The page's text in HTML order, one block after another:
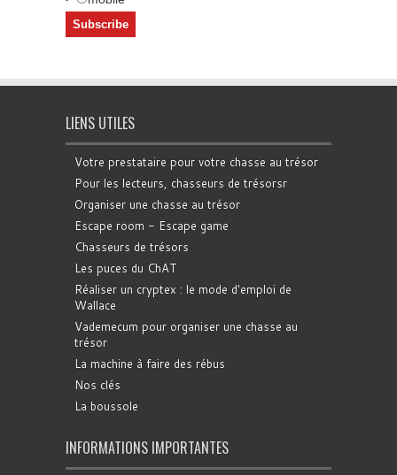
LIENS UTILES
Votre prestataire pour votre chasse au trésor
Pour les lecteurs, chasseurs de trésorsr
Organiser une chasse au trésor
Escape room - Escape game
Chasseurs de trésors
Les puces du ChAT
Réaliser un cryptex : le mode d'emploi de
Wallace
Vademecum pour organiser une chasse au
trésor
La machine à faire des rébus
Nos clés
La boussole
INFORMATIONS IMPORTANTES